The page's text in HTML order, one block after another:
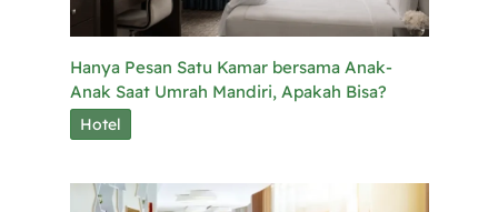
Hanya Pesan Satu Kamar bersama Anak-
Anak Saat Umrah Mandiri, Apakah Bisa?
Hotel